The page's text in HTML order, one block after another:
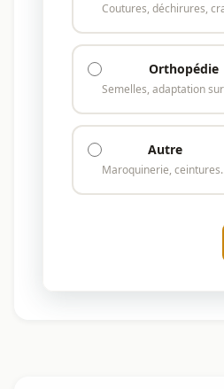
Coutures, déchirures,
Orthopédie
Semelles, adaptation
Autre
Maroquinerie,